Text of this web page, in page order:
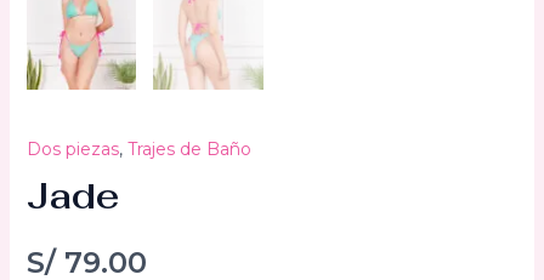
Dos piezas, Trajes de Baño
Jade
S/79.00